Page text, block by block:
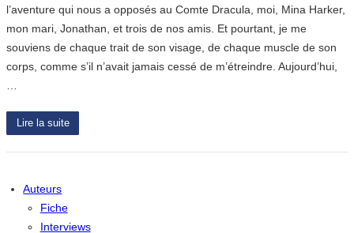
l’aventure qui nous a opposés au Comte Dracula, moi, Mina Harker,
mon mari, Jonathan, et trois de nos amis. Et pourtant, je me
souviens de chaque trait de son visage, de chaque muscle de son
corps, comme s’il n’avait jamais cessé de m’étreindre. Aujourd’hui,
Lire la suite
Auteurs
Fiche
Interviews